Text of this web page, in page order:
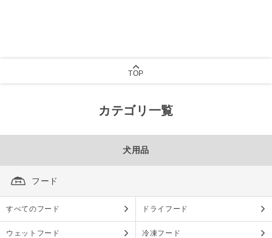
TOP
カテゴリ一覧
犬用品
フード
すべてのフード ドライフード
ウェットフード 冷凍フード